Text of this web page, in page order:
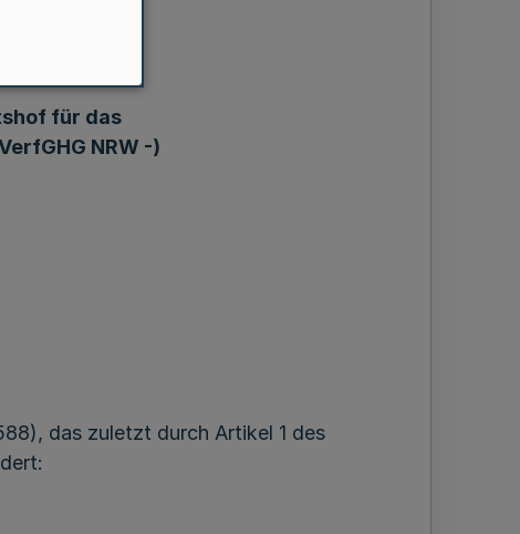
für das
NRW -)
das zuletzt durch Artikel 1 des